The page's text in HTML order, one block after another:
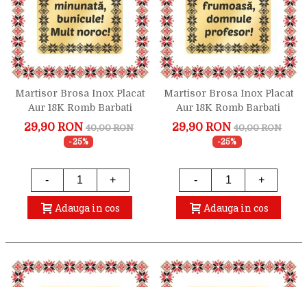
Martisor Brosa Inox Placat
Aur 18K Romb Barbati
Urare Bunic
29,90 RON 40,00 RON
-25%
- +
Adauga in cos
Martisor Brosa Inox Placat
Aur 18K Romb Barbati
Urare Profesor
29,90 RON 40,00 RON
-25%
- +
Adauga in cos